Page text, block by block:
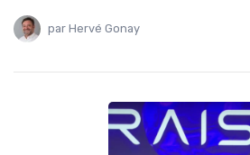
par Hervé Gonay